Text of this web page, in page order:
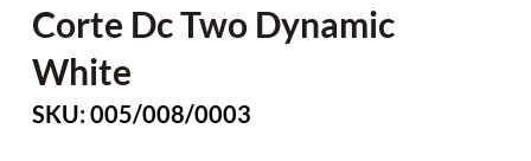
Corte Dc Two Dynamic
White
SKU: 005/008/0003